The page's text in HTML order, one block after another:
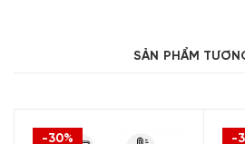
Appolia
Giới hạn chịu nhiệt:Tới 250°C
SẢN PHẨM
-30% -